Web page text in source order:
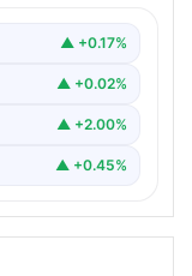
▲ +0.17%
▲ +0.02%
▲ +2.00%
▲ +0.45%